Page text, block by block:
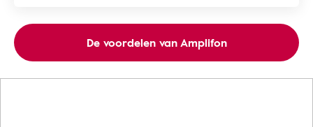
De voordelen van Amplifon